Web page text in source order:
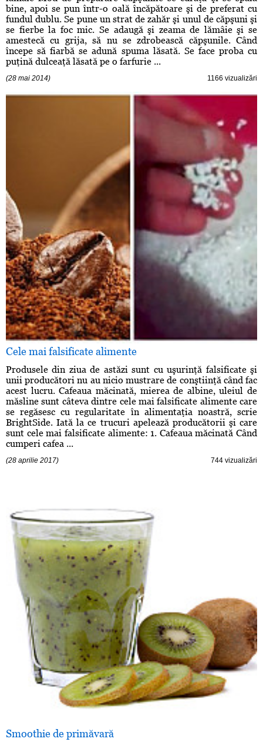
bine, apoi se pun într-o oală încăpătoare şi de preferat cu
fundul dublu. Se pune un strat de zahăr şi unul de căpşuni şi
se fierbe la foc mic. Se adaugă şi zeama de lămâie şi se
amestecă cu grija, să nu se zdrobească căpşunile. Când
începe să fiarbă se adună spuma lăsată. Se face proba cu
puţină dulceaţă lăsată pe o farfurie ...
(28 mai 2014) 1166 vizualizări
Cele mai falsificate alimente
Produsele din ziua de astăzi sunt cu uşurinţă falsificate şi
unii producători nu au nicio mustrare de conştiinţă când fac
acest lucru. Cafeaua măcinată, mierea de albine, uleiul de
măsline sunt câteva dintre cele mai falsificate alimente care
se regăsesc cu regularitate în alimentaţia noastră, scrie
BrightSide. Iată la ce trucuri apelează producătorii şi care
sunt cele mai falsificate alimente: 1. Cafeaua măcinată Când
cumperi cafea ...
(28 aprilie 2017) 744 vizualizări
Smoothie de primăvară